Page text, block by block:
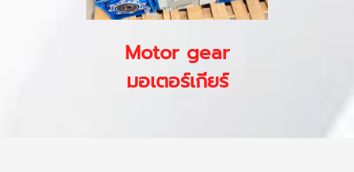
Motor gear
มอเตอร์เกียร์